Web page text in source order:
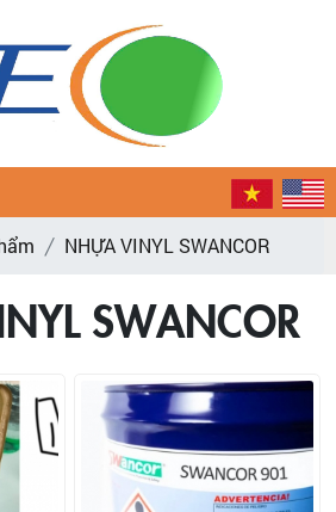
NHỰA VINYL SWANCOR
SWANCOR